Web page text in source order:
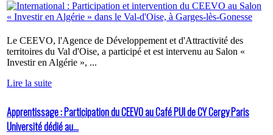
Le CEEVO, l'Agence de Développement et d'Attractivité des
territoires du Val d'Oise, a participé et est intervenu au Salon «
Investir en Algérie », ...
Lire la suite
Apprentissage : Participation du CEEVO au Café PUI de CY Cergy Paris
Université dédié au...